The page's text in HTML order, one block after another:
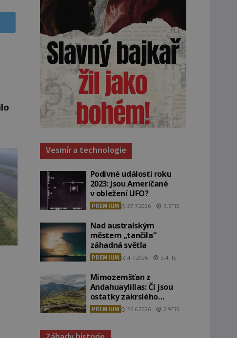
Vesmír a technologie
Podivné události roku
2023: Jsou Američané
v obležení UFO?
PREMIUM 27.7.2026 3.5TIS
Nad australským
městem „tančila“
záhadná světla
PREMIUM 4.7.2026 3.4TIS
Mimozemšťan z
Andahuaylillas: Čí jsou
ostatky zakrslého
stvoření s ohromnou
lebkou?
PREMIUM 26.6.2026 2.9TIS